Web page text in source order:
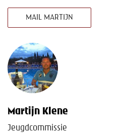
MAIL MARTIJN
Martijn Klene
Jeugdcommissie